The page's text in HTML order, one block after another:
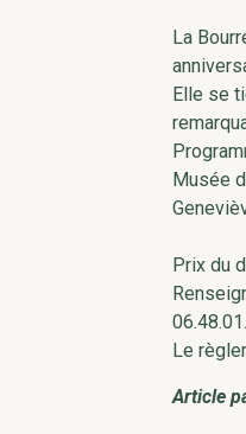
La
Elle se
Musée
Prix du
Le
Article